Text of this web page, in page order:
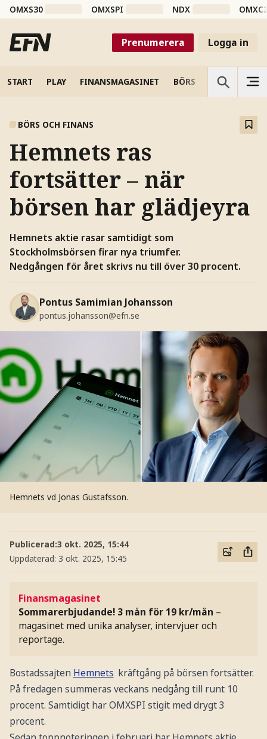
OMXS30 OMXSPI NDX
Prenumerera Logga in
START PLAY FINANSMAGASINET BÖRS VETENSKAP
BÖRS OCH FINANS
Hemnets ras
fortsätter – när
börsen har glädjeyra
Hemnets aktie rasar samtidigt som
Stockholmsbörsen firar nya triumfer.
Nedgången för året skrivs nu till över 30 procent.
Pontus Samimian Johansson
pontus.johansson@efn.se
Hemnets vd Jonas Gustafsson.
Publicerad:3 okt. 2025, 15:44
Uppdaterad: 3 okt. 2025, 15:45
Finansmagasinet
Sommarerbjudande! 3 mån för 19 kr/mån –
magasinet med unika analyser, intervjuer och
reportage.
Bostadssajten Hemnets kräftgång på börsen fortsätter.
På fredagen summeras veckans nedgång till runt 10
procent. Samtidigt har OMXSPI stigit med drygt 3
procent.